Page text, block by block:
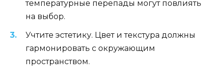
температурные перепады могут повлиять
на выбор.
Учтите эстетику. Цвет и текстура должны
гармонировать с окружающим
пространством.